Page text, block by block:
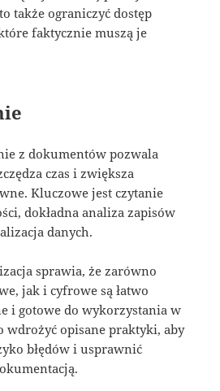
także ograniczyć dostęp
faktycznie muszą je
z dokumentów pozwala
czas i zwiększa
Kluczowe jest czytanie
dokładna analiza zapisów
danych.
sprawia, że zarówno
jak i cyfrowe są łatwo
i gotowe do wykorzystania w
wdrożyć opisane praktyki, aby
błędów i usprawnić